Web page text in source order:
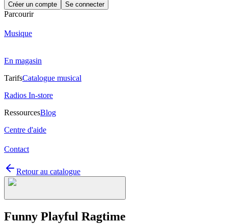
Créer un compte Se connecter
Parcourir
Musique
En magasin
TarifsCatalogue musical
Radios In-store
RessourcesBlog
Centre d'aide
Contact
Retour au catalogue
Funny Playful Ragtime